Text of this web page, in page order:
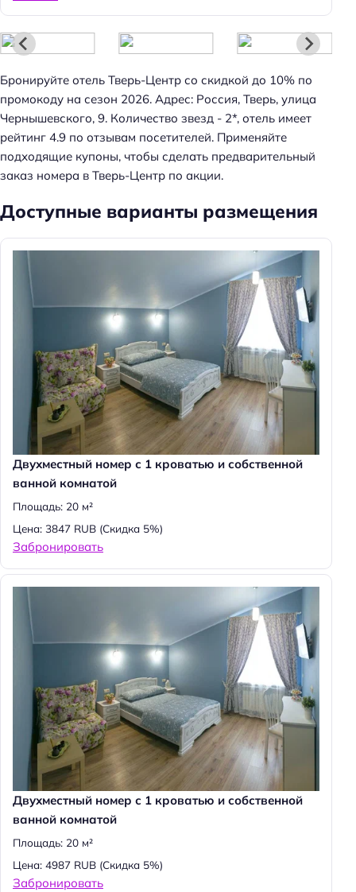
Бронируйте отель Тверь-Центр со скидкой до 10% по
промокоду на сезон 2026. Адрес: Россия, Тверь, улица
Чернышевского, 9. Количество звезд - 2*, отель имеет
рейтинг 4.9 по отзывам посетителей. Применяйте
подходящие купоны, чтобы сделать предварительный
заказ номера в Тверь-Центр по акции.
Доступные варианты размещения
Двухместный номер с 1 кроватью и собственной
ванной комнатой
Площадь: 20 м²
Цена: 3847 RUB (Скидка 5%)
Забронировать
Двухместный номер с 1 кроватью и собственной
ванной комнатой
Площадь: 20 м²
Цена: 4987 RUB (Скидка 5%)
Забронировать